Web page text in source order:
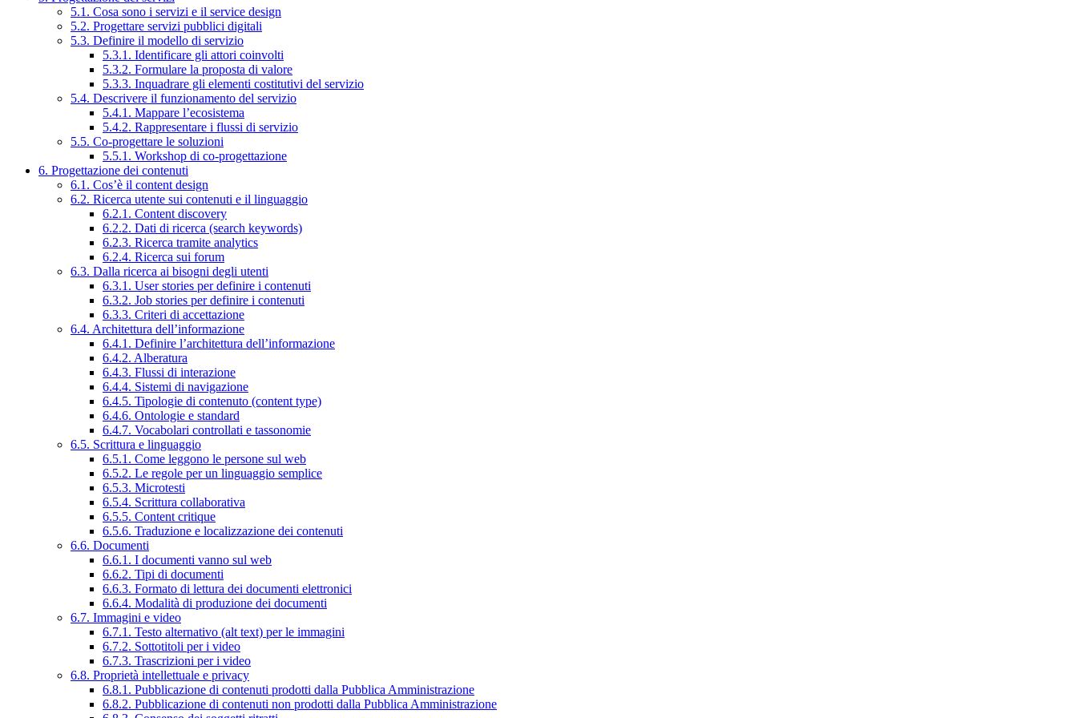
5.1. Cosa sono i servizi e il service design
5.2. Progettare servizi pubblici digitali
5.3. Definire il modello di servizio
5.3.1. Identificare gli attori coinvolti
5.3.2. Formulare la proposta di valore
5.3.3. Inquadrare gli elementi costitutivi del servizio
5.4. Descrivere il funzionamento del servizio
5.4.1. Mappare l’ecosistema
5.4.2. Rappresentare i flussi di servizio
5.5. Co-progettare le soluzioni
5.5.1. Workshop di co-progettazione
6. Progettazione dei contenuti
6.1. Cos’è il content design
6.2. Ricerca utente sui contenuti e il linguaggio
6.2.1. Content discovery
6.2.2. Dati di ricerca (search keywords)
6.2.3. Ricerca tramite analytics
6.2.4. Ricerca sui forum
6.3. Dalla ricerca ai bisogni degli utenti
6.3.1. User stories per definire i contenuti
6.3.2. Job stories per definire i contenuti
6.3.3. Criteri di accettazione
6.4. Architettura dell’informazione
6.4.1. Definire l’architettura dell’informazione
6.4.2. Alberatura
6.4.3. Flussi di interazione
6.4.4. Sistemi di navigazione
6.4.5. Tipologie di contenuto (content type)
6.4.6. Ontologie e standard
6.4.7. Vocabolari controllati e tassonomie
6.5. Scrittura e linguaggio
6.5.1. Come leggono le persone sul web
6.5.2. Le regole per un linguaggio semplice
6.5.3. Microtesti
6.5.4. Scrittura collaborativa
6.5.5. Content critique
6.5.6. Traduzione e localizzazione dei contenuti
6.6. Documenti
6.6.1. I documenti vanno sul web
6.6.2. Tipi di documenti
6.6.3. Formato di lettura dei documenti elettronici
6.6.4. Modalità di produzione dei documenti
6.7. Immagini e video
6.7.1. Testo alternativo (alt text) per le immagini
6.7.2. Sottotitoli per i video
6.7.3. Trascrizioni per i video
6.8. Proprietà intellettuale e privacy
6.8.1. Pubblicazione di contenuti prodotti dalla Pubblica Amministrazione
6.8.2. Pubblicazione di contenuti non prodotti dalla Pubblica Amministrazione